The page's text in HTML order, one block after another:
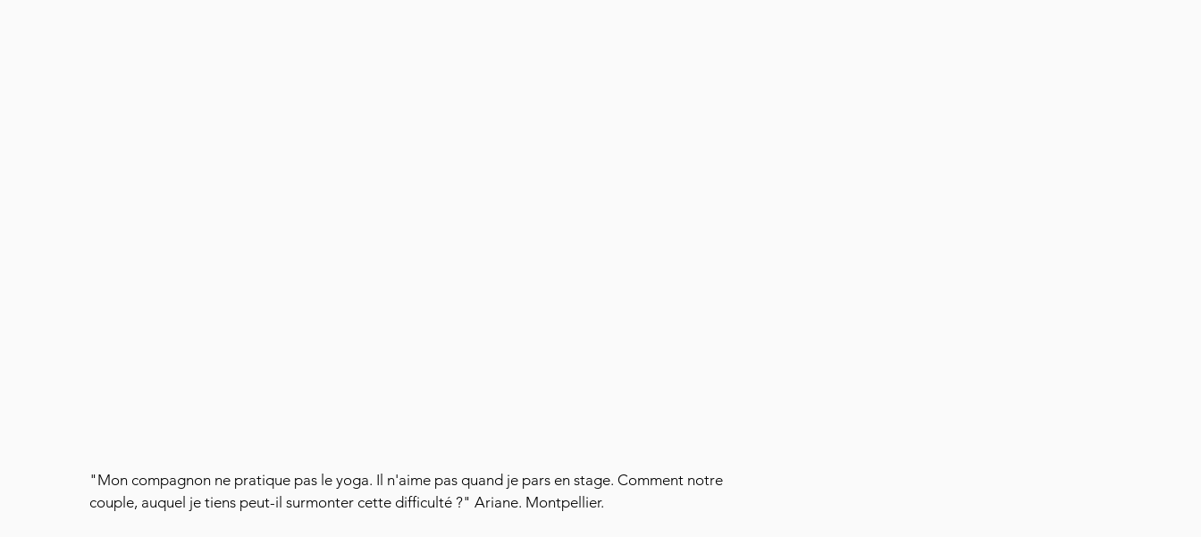
"Mon compagnon ne pratique pas le yoga. Il n'aime pas quand je pars en stage. Comment notre
couple, auquel je tiens peut-il surmonter cette difficulté ?" Ariane. Montpellier.